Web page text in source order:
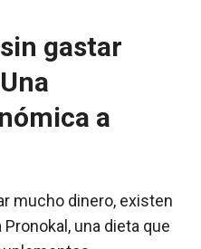
gastar
a
mucho dinero, existen
una dieta que